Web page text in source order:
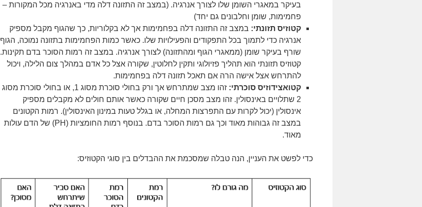
בעיקר במאגרי השומן שלו לצורך אנרגיה. (במצב זה התזונה דלה מדי באנרגיה מכל המקורות –
פחמימות, שומן וחלבונים גם יחד)
קטוזיס תזונתי: במצב זה התזונה דלה בפחמימות אך לא בקלוריות, כך שהגוף מקבל מספיק
אנרגיה כדי לתמוך בכל התפקודים והפעילויות שלו. כאשר כמות הפחמימות בתזונה נמוכה, הגוף
שורף בעיקר שומן (ממאגרי הגוף ומהתזונה) לצורך אנרגיה. במצב זה רמות הסוכר בדם תקינות.
קטוזיס תזונתי הוא תהליך פזיולוגי ותקין לחלוטין, שקורה אצל כל אדם במהלך צום הלילה, ויכול
להתרחש אצל אישה הרה אם תאכל תזונה דלה בפחמימות.
קטואצידוזיס סוכרתי:
זהו מצב שמתרחש אך ורק בחולי סוכרת מסוג 1, או בחולי סוכרת מסוג
2 שתלויים באינסולין. זהו מצב מסכן חיים שקורה כאשר אותם חולים לא מקבלים מספיק
אינסולין (יכול לקרות עם התפרצות המחלה, או בגלל טעות במינון האינסולין). רמות הקטונים
במצב זה גבוהות מאוד וכך גם רמות הסוכר בדם. בנוסף רמות החומציות (PH) של הדם עולות
מאוד.
כדי לפשט את העניין, הנה טבלה שמסכמת את ההבדלים בין סוגי הקטוזיס: